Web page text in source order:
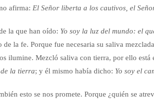
afirma: El Señor liberta a los cautivos, el
la que han oído: Yo soy la luz del mundo: el
la fe. Porque fue necesaria su saliva
ilumine. Mezcló saliva con tierra, por ello está
la tierra; y él mismo había dicho: Yo soy el
esto se nos promete. Porque ¿quién se